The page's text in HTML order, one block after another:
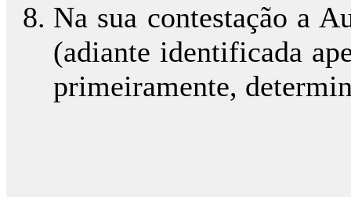
Na sua contestação a
(adiante identificada
primeiramente,